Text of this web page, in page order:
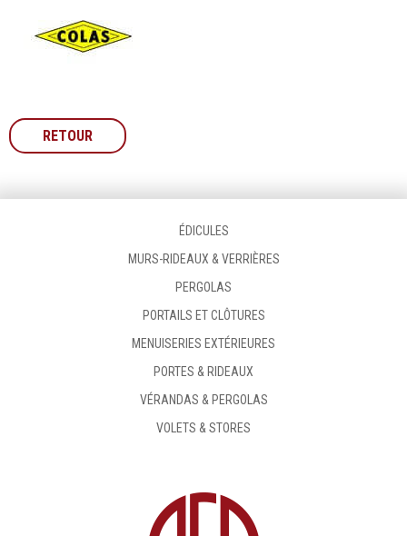
RETOUR
ÉDICULES
MURS-RIDEAUX & VERRIÈRES
PERGOLAS
PORTAILS ET CLÔTURES
MENUISERIES EXTÉRIEURES
PORTES & RIDEAUX
VÉRANDAS & PERGOLAS
VOLETS & STORES